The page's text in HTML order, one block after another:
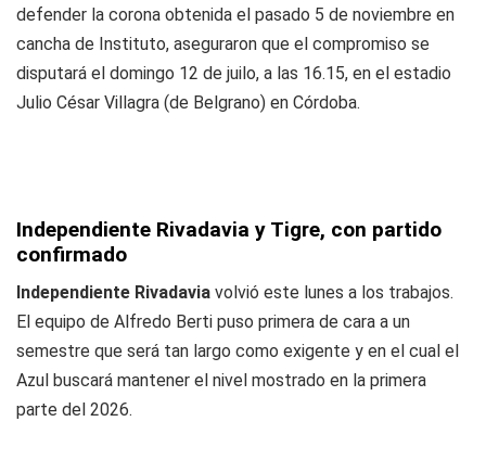
defender la corona obtenida el pasado 5 de noviembre en
cancha de Instituto, aseguraron que el compromiso se
disputará el domingo 12 de juilo, a las 16.15, en el estadio
Julio César Villagra (de Belgrano) en Córdoba.
Independiente Rivadavia y Tigre, con partido
confirmado
Independiente Rivadavia volvió este lunes a los trabajos.
El equipo de Alfredo Berti puso primera de cara a un
semestre que será tan largo como exigente y en el cual el
Azul buscará mantener el nivel mostrado en la primera
parte del 2026.